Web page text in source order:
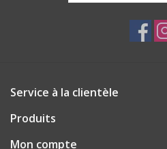
Service à la clientèle
Produits
Mon compte